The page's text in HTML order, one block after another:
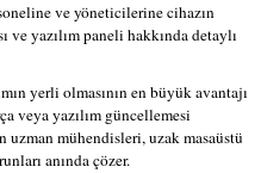
ve yöneticilerine cihazın
ve yazılım paneli hakkında detaylı
yerli olmasının en büyük avantajı
veya yazılım güncellemesi
uzman mühendisleri, uzak masaüstü
anında çözer.